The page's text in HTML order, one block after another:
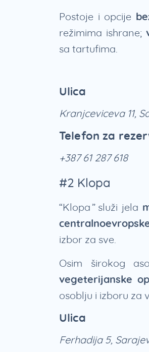
Postoje i opcije
režimima ishrane;
sa tartufima.
Ulica
Kranjceviceva 11,
Telefon za
+387 61 287 618
#2 Klopa
“Klopa” služi jela
izbor za sve.
Osim širokog
vegeterijanske
osoblju i izboru za
Ulica
Ferhadija 5,